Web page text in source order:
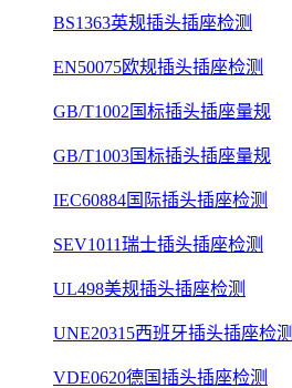
BS1363英规插头插座检测
EN50075欧规插头插座检测
GB/T1002国标插头插座量规
GB/T1003国标插头插座量规
IEC60884国际插头插座检测
SEV1011瑞士插头插座检测
UL498美规插头插座检测
UNE20315西班牙插头插座检测
VDE0620德国插头插座检测